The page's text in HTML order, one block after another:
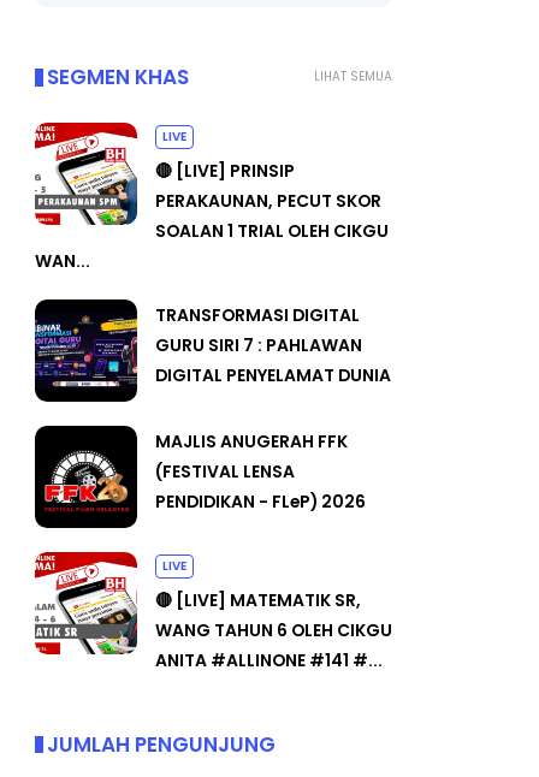
LIHAT SEMUA
SEGMEN KHAS
LIVE
🔴 [LIVE] PRINSIP
PERAKAUNAN, PECUT SKOR
SOALAN 1 TRIAL OLEH CIKGU
WAN...
TRANSFORMASI DIGITAL
GURU SIRI 7 : PAHLAWAN
DIGITAL PENYELAMAT DUNIA
MAJLIS ANUGERAH FFK
(FESTIVAL LENSA
PENDIDIKAN - FLeP) 2026
LIVE
🔴 [LIVE] MATEMATIK SR,
WANG TAHUN 6 OLEH CIKGU
ANITA #ALLINONE #141 #...
JUMLAH PENGUNJUNG